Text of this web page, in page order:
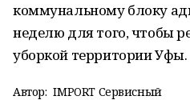
коммунальному блоку
неделю для того, чтобы
уборкой территории Уфы.
Автор: IMPORT Сервисный